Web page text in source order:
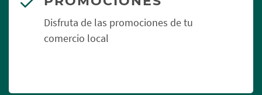
Disfruta de las promociones de tu
comercio local